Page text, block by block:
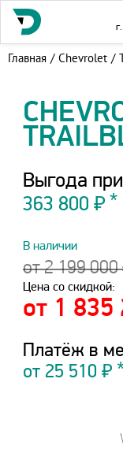
Главная / Chevrolet /
Выгода
363 800 ₽
В наличии
от 2 199 000
Цена со скидкой:
от 1 835
Платёж в
от 25 510 ₽